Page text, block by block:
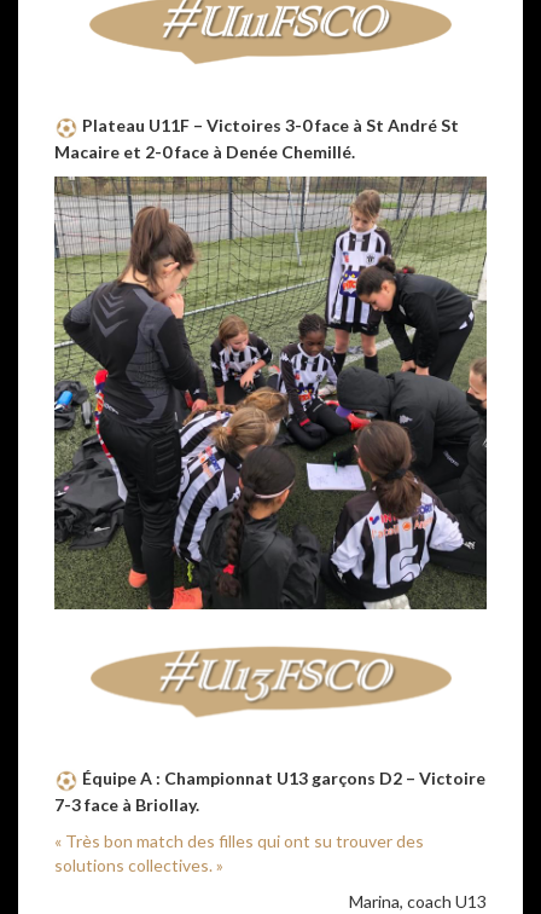
Plateau U11F – Victoires 3-0 face à St André St
Macaire et 2-0 face à Denée Chemillé.
Équipe A : Championnat U13 garçons D2 – Victoire
7-3 face à Briollay.
« Très bon match des filles qui ont su trouver des
solutions collectives. »
Marina, coach U13